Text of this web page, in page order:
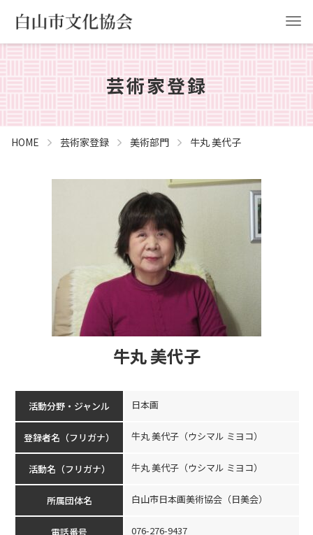
協会申請
白山市文化協会について
芸術家登録
HOME 芸術家登録 美術部門 牛丸 美代子
牛丸 美代子
活動分野・ジャンル 日本画
登録者名（フリガナ） 牛丸 美代子（ウシマル ミヨコ）
活動名（フリガナ） 牛丸 美代子（ウシマル ミヨコ）
所属団体名 白山市日本画美術協会（日美会）
電話番号 076-276-9437